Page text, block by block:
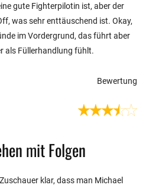
gute Fighterpilotin ist, aber der
was sehr enttäuschend ist. Okay,
im Vordergrund, das führt aber
als Füllerhandlung fühlt.
Bewertung
mit Folgen
klar, dass man Michael